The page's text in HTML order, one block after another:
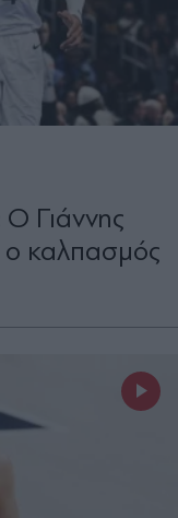
Γιάννης
ο καλπασμός